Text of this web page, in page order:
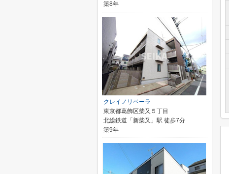
築8年
クレイノリベーラ
東京都葛飾区柴又５丁目
北総鉄道「新柴又」駅 徒歩7分
築9年